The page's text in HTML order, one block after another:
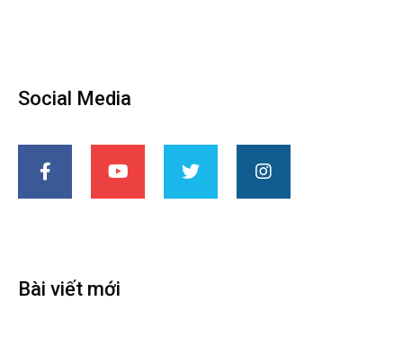
Social Media
Bài viết mới